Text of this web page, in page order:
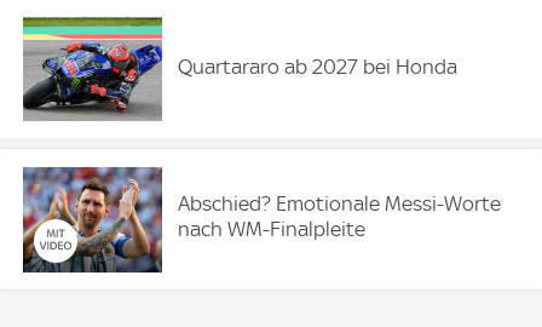
Quartararo ab 2027 bei Honda
Abschied? Emotionale Messi-Worte
nach WM-Finalpleite